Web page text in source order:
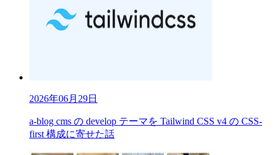
2026年06月29日
a-blog cms の develop テーマを Tailwind CSS v4 の CSS-
first 構成に寄せた話